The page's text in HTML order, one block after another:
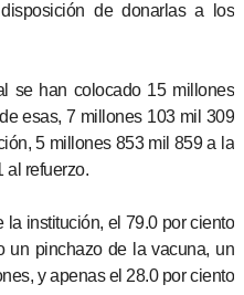
de donarlas a los
se han colocado 15 millones
esas, 7 millones 103 mil 309
5 millones 853 mil 859 a la
al refuerzo.
institución, el 79.0 por ciento
un pinchazo de la vacuna, un
y apenas el 28.0 por ciento